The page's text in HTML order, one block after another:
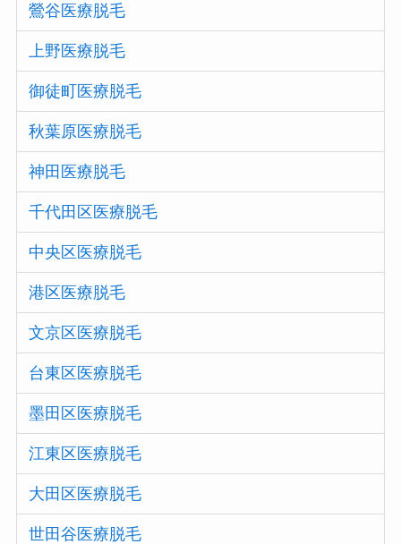
鶯谷医療脱毛
上野医療脱毛
御徒町医療脱毛
秋葉原医療脱毛
神田医療脱毛
千代田区医療脱毛
中央区医療脱毛
港区医療脱毛
文京区医療脱毛
台東区医療脱毛
墨田区医療脱毛
江東区医療脱毛
大田区医療脱毛
世田谷医療脱毛